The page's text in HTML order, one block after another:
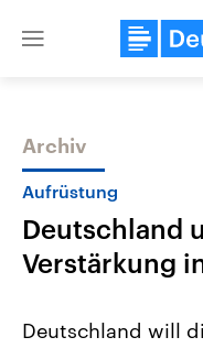
Close
Themen
Archiv
Aufrüstung
Deutschland
Verstärkung
Deutschland will